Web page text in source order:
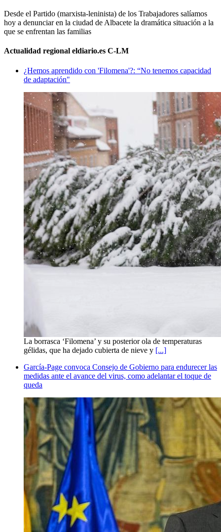
Desde el Partido (marxista-leninista) de los Trabajadores salíamos
hoy a denunciar en la ciudad de Albacete la dramática situación a la
que se enfrentan las familias
Actualidad regional eldiario.es C-LM
¿Hemos aprendido con 'Filomena'?: “No tenemos capacidad
de adaptación"
La borrasca ‘Filomena’ y su posterior ola de temperaturas
gélidas, que ha dejado cubierta de nieve y [...]
García-Page convoca Consejo de Gobierno para endurecer las
medidas ante el avance del virus, como adelantar el toque de
queda